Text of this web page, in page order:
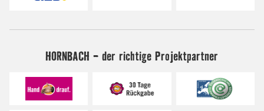
HORNBACH - der richtige Projektpartner